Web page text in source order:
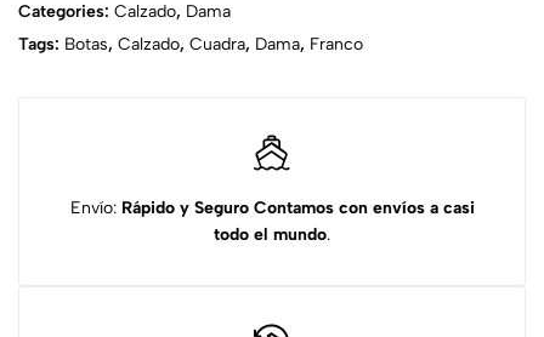
Categories: Calzado, Dama
Tags: Botas, Calzado, Cuadra, Dama, Franco
Envío: Rápido y Seguro Contamos con envíos a casi
todo el mundo.